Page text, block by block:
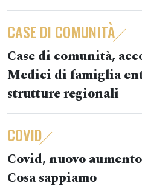
CASE DI COMUNITÀ
Case di comunità,
Medici di famiglia
strutture regionali
COVID
Covid, nuovo
Cosa sappiamo